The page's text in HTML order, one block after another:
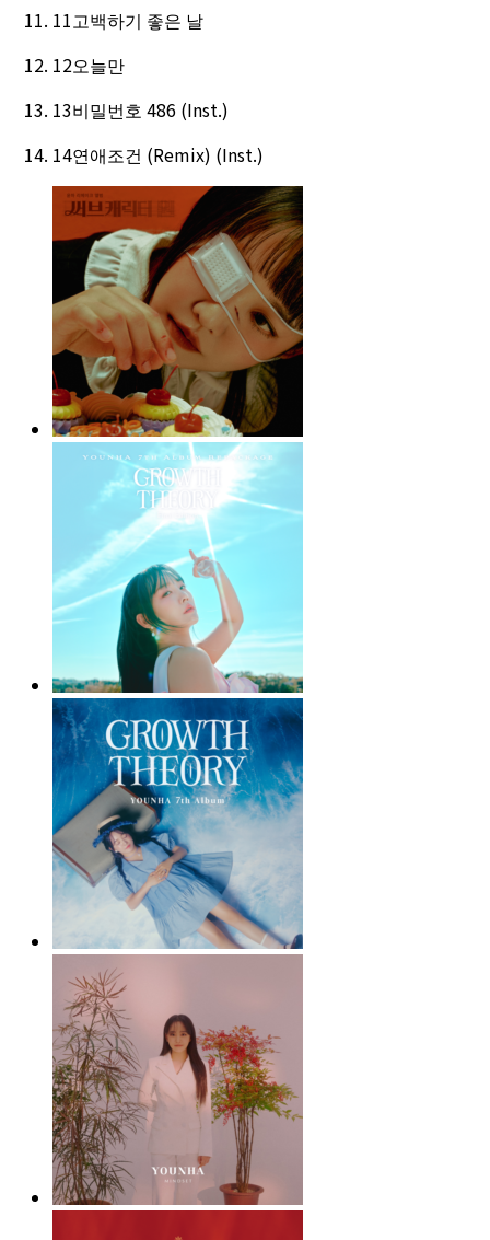
11고백하기 좋은 날
12오늘만
13비밀번호 486 (Inst.)
14연애조건 (Remix) (Inst.)